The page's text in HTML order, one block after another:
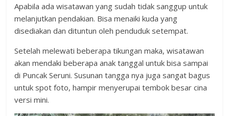
Apabila ada wisatawan yang sudah tidak sanggup untuk
melanjutkan pendakian. Bisa menaiki kuda yang
disediakan dan dituntun oleh penduduk setempat.
Setelah melewati beberapa tikungan maka, wisatawan
akan mendaki beberapa anak tanggal untuk bisa sampai
di Puncak Seruni. Susunan tangga nya juga sangat bagus
untuk spot foto, hampir menyerupai tembok besar cina
versi mini.